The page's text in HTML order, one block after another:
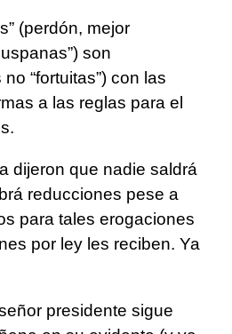
(perdón, mejor
son
“fortuitas”) con las
a las reglas para el
dijeron que nadie saldrá
reducciones pese a
para tales erogaciones
por ley les reciben. Ya
presidente sigue